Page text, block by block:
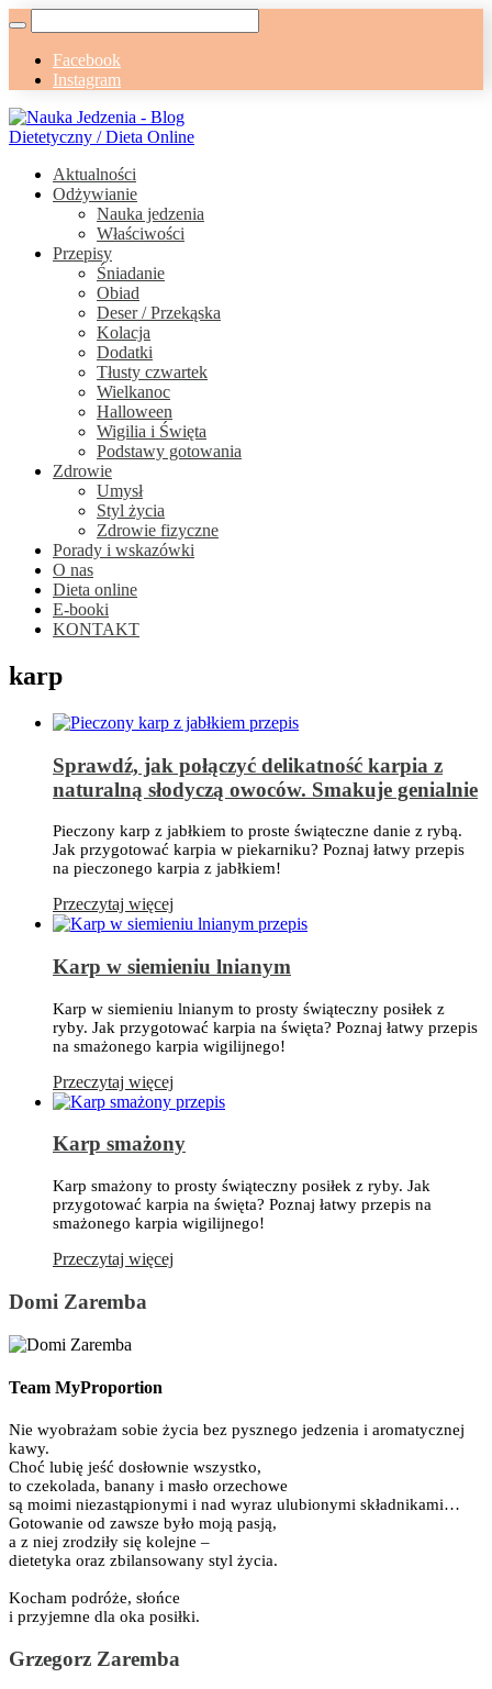
Facebook
Instagram
Aktualności
Odżywianie
Nauka jedzenia
Właściwości
Przepisy
Śniadanie
Obiad
Deser / Przekąska
Kolacja
Dodatki
Tłusty czwartek
Wielkanoc
Halloween
Wigilia i Święta
Podstawy gotowania
Zdrowie
Umysł
Styl życia
Zdrowie fizyczne
Porady i wskazówki
O nas
Dieta online
E-booki
KONTAKT
karp
Sprawdź, jak połączyć delikatność karpia z
naturalną słodyczą owoców. Smakuje genialnie
Pieczony karp z jabłkiem to proste świąteczne danie z rybą.
Jak przygotować karpia w piekarniku? Poznaj łatwy przepis
na pieczonego karpia z jabłkiem!
Przeczytaj więcej
Karp w siemieniu lnianym
Karp w siemieniu lnianym to prosty świąteczny posiłek z
ryby. Jak przygotować karpia na święta? Poznaj łatwy przepis
na smażonego karpia wigilijnego!
Przeczytaj więcej
Karp smażony
Karp smażony to prosty świąteczny posiłek z ryby. Jak
przygotować karpia na święta? Poznaj łatwy przepis na
smażonego karpia wigilijnego!
Przeczytaj więcej
Domi Zaremba
Team MyProportion
Nie wyobrażam sobie życia bez pysznego jedzenia i aromatycznej
kawy.
Choć lubię jeść dosłownie wszystko,
to czekolada, banany i masło orzechowe
są moimi niezastąpionymi i nad wyraz ulubionymi składnikami…
Gotowanie od zawsze było moją pasją,
a z niej zrodziły się kolejne –
dietetyka oraz zbilansowany styl życia.
Kocham podróże, słońce
i przyjemne dla oka posiłki.
Grzegorz Zaremba